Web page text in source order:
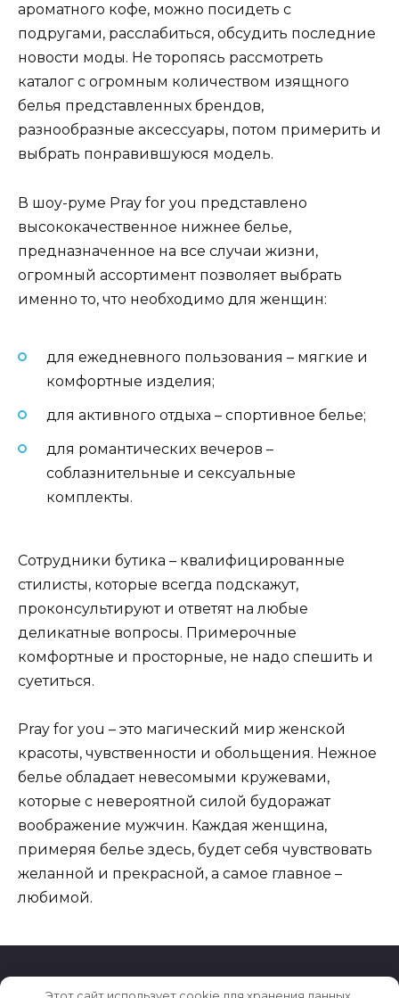
ароматного кофе, можно посидеть с
подругами, расслабиться, обсудить последние
новости моды. Не торопясь рассмотреть
каталог с огромным количеством изящного
белья представленных брендов,
разнообразные аксессуары, потом примерить и
выбрать понравившуюся модель.
В шоу-руме Pray for you представлено
высококачественное нижнее белье,
предназначенное на все случаи жизни,
огромный ассортимент позволяет выбрать
именно то, что необходимо для женщин:
для ежедневного пользования – мягкие и
комфортные изделия;
для активного отдыха – спортивное белье;
для романтических вечеров –
соблазнительные и сексуальные
комплекты.
Сотрудники бутика – квалифицированные
стилисты, которые всегда подскажут,
проконсультируют и ответят на любые
деликатные вопросы. Примерочные
комфортные и просторные, не надо спешить и
суетиться.
Pray for you – это магический мир женской
красоты, чувственности и обольщения. Нежное
белье обладает невесомыми кружевами,
которые с невероятной силой будоражат
воображение мужчин. Каждая женщина,
примеряя белье здесь, будет себя чувствовать
желанной и прекрасной, а самое главное –
любимой.